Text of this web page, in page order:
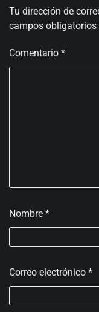
Tu dirección de
campos
Comentario *
Nombre *
Correo electrónico *